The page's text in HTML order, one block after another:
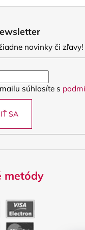
novinky či zľavy!
súhlasíte s
SA
metódy